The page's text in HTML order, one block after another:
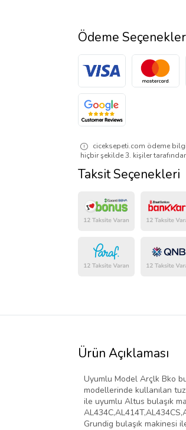
Ödeme
ciceksepeti.com ödeme
hiçbir şekilde 3. kişiler
Taksit Seçenekleri
Ürün Açıklaması
Uyumlu Model Arçlk Bko
modellerinde kullanılan
ile uyumlu Altus bulaşık
Grundig bulaşık makinesi